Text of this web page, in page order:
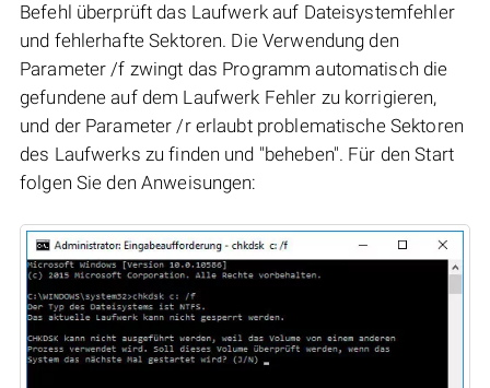
Befehl überprüft das Laufwerk auf Dateisystemfehler
und fehlerhafte Sektoren. Die Verwendung den
Parameter /f zwingt das Programm automatisch die
gefundene auf dem Laufwerk Fehler zu korrigieren,
und der Parameter /r erlaubt problematische Sektoren
des Laufwerks zu finden und "beheben". Für den Start
folgen Sie den Anweisungen: